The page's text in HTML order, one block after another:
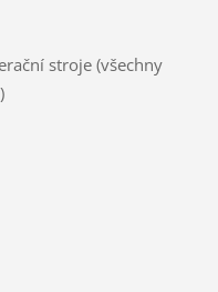
stroje (všechny